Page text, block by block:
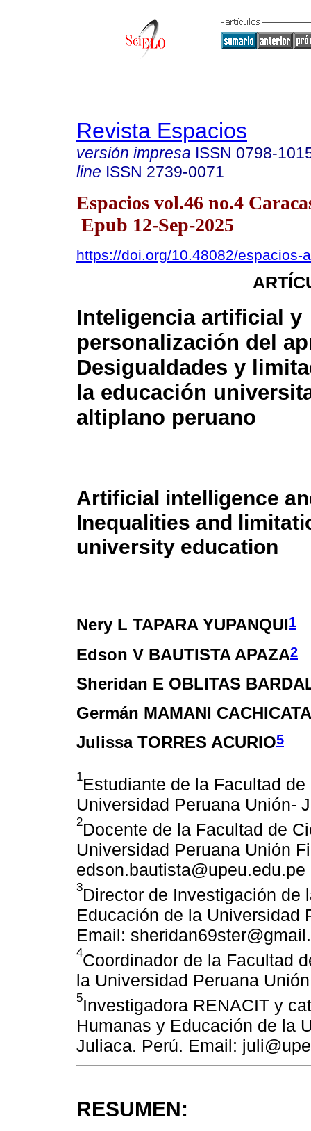
Revista Espacios
versión impresa ISSN 0798-
line ISSN 2739-0071
Espacios vol.46 no.4
Epub 12-Sep-2025
https://doi.org/10.48082/espacios-
Inteligencia artificial y
personalización del
Desigualdades y
la educación
altiplano peruano
Artificial intelligence
Inequalities and
university education
Nery L TAPARA YUPANQUI1
Edson V BAUTISTA APAZA2
Sheridan E OBLITAS
Germán MAMANI
Julissa TORRES ACURIO5
1Estudiante de la Facultad
Universidad Peruana Unión-
2Docente de la Facultad de
Universidad Peruana Unión
edson.bautista@upeu.edu.pe
3Director de Investigación de
Educación de la Universidad
Email:
4Coordinador de la Facultad
la Universidad Peruana
5Investigadora RENACIT y
Humanas y Educación de la
Juliaca. Perú. Email:
RESUMEN: